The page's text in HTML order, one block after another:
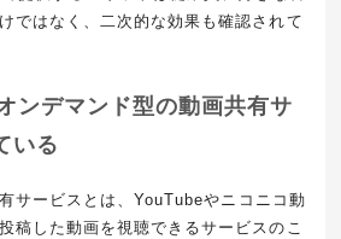
ではなく、二次的な効果も確認されて
ンデマンド型の動画共有サ
いる
サービスとは、YouTubeやニコニコ動
稿した動画を視聴できるサービスのこ